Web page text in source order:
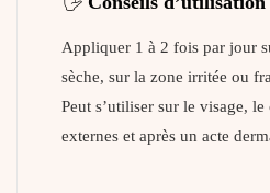
Appliquer 1 à 2 fois par jour
sèche, sur la zone irritée ou
Peut s’utiliser sur le visage,
externes et après un acte